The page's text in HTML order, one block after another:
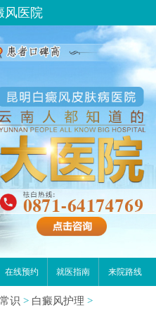
风医院
在线预约 就医指南 来院路线
识 > 白癜风护理 >